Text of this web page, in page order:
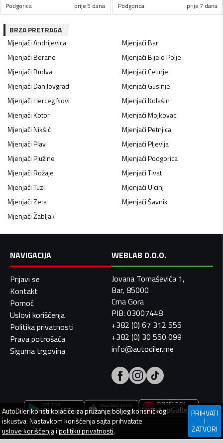
Podgorica prije 5 dana Podgorica prije 7 dana
BRZA PRETRAGA
MjenjačiAndrijevica MjenjačiBar
MjenjačiBerane MjenjačiBijelo Polje
MjenjačiBudva MjenjačiCetinje
MjenjačiDanilovgrad MjenjačiGusinje
MjenjačiHerceg Novi MjenjačiKolašin
MjenjačiKotor MjenjačiMojkovac
MjenjačiNikšić MjenjačiPetnjica
MjenjačiPlav MjenjačiPljevlja
MjenjačiPlužine MjenjačiPodgorica
MjenjačiRožaje MjenjačiTivat
MjenjačiTuzi MjenjačiUlcinj
MjenjačiZeta MjenjačiŠavnik
MjenjačiŽabljak
NAVIGACIJA
Prijavi se
Kontakt
Pomoć
Uslovi korišćenja
Politika privatnosti
Prava potrošača
Sigurna trgovina
WEBLAB D.O.O.
Jovana Tomaševića 1,
Bar, 85000
Crna Gora
PIB: 03007448
+382 (0) 67 312 555
+382 (0) 30 550 099
info@autodiler.me
AutoDilerkoristi kolačiće za pružanje boljeg korisničkog
iskustva. Nastavkom korišćenja sajta prihvatate
uslove korišćenjaipolitiku privatnosti.
PRIHVATI
I
ZATVORI